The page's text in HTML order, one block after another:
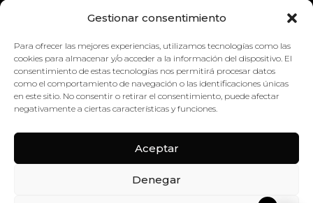
Gestionar consentimiento
Para ofrecer las mejores experiencias, utilizamos tecnologías como las
cookies para almacenar y/o acceder a la información del dispositivo. El
consentimiento de estas tecnologías nos permitirá procesar datos
como el comportamiento de navegación o las identificaciones únicas
en este sitio. No consentir o retirar el consentimiento, puede afectar
negativamente a ciertas características y funciones.
Aceptar
Denegar
Política de Privacidad
Política de Cookies
ENLACES
Mi Cuenta